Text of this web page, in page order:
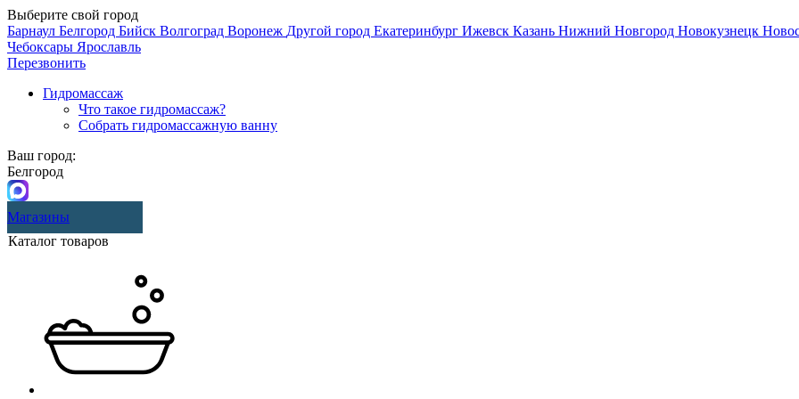
Выберите свой город
Барнаул Белгород Бийск Волгоград Воронеж Другой город Екатеринбург Ижевск Казань Нижний Новгород Новокузнецк
Чебоксары Ярославль
Перезвонить
Гидромассаж
Что такое гидромассаж?
Собрать гидромассажную ванну
Ваш город:
Белгород
Магазины
Каталог товаров